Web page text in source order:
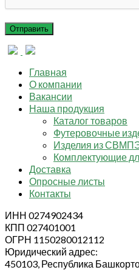
Главная
О компании
Вакансии
Наша продукция
Каталог товаров
Футеровочные
Изделия из
Комплектующие
Доставка
Опросные листы
Контакты
ИНН 0274902434
КПП 027401001
ОГРН 1150280012112
Юридический адрес:
450103, Республика